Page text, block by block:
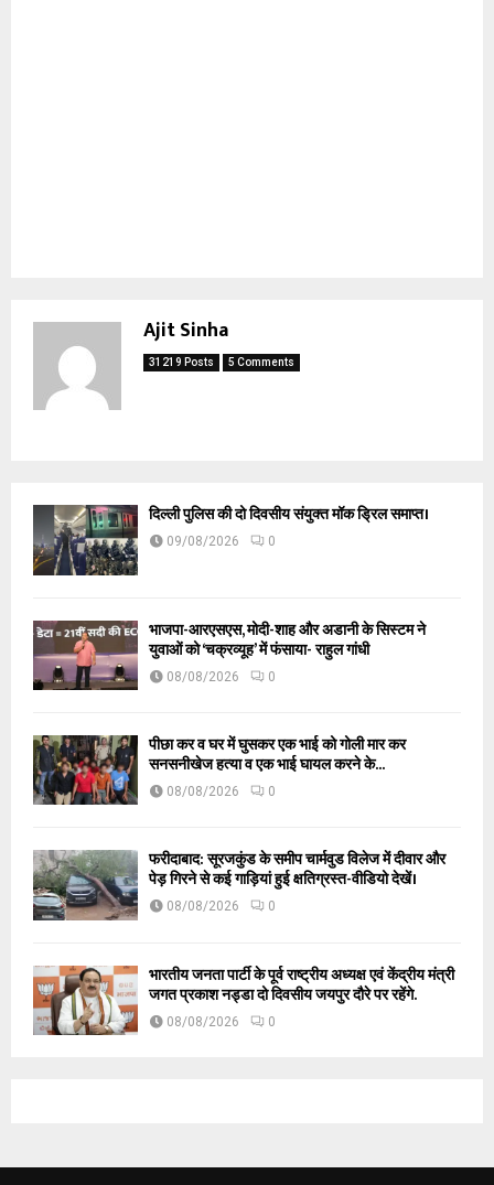
Ajit Sinha
31219 Posts 5 Comments
दिल्ली पुलिस की दो दिवसीय संयुक्त मॉक ड्रिल समाप्त।
09/08/2026 0
भाजपा-आरएसएस, मोदी-शाह और अडानी के सिस्टम ने
युवाओं को ‘चक्रव्यूह’ में फंसाया- राहुल गांधी
08/08/2026 0
पीछा कर व घर में घुसकर एक भाई को गोली मार कर
सनसनीखेज हत्या व एक भाई घायल करने के...
08/08/2026 0
फरीदाबाद: सूरजकुंड के समीप चार्मवुड विलेज में दीवार और
पेड़ गिरने से कई गाड़ियां हुई क्षतिग्रस्त-वीडियो देखें।
08/08/2026 0
भारतीय जनता पार्टी के पूर्व राष्ट्रीय अध्यक्ष एवं केंद्रीय मंत्री
जगत प्रकाश नड्डा दो दिवसीय जयपुर दौरे पर रहेंगे.
08/08/2026 0